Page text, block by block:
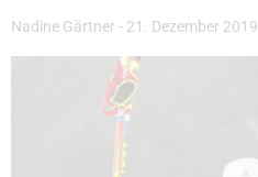
Nadine Gärtner - 21. Dezember 2019